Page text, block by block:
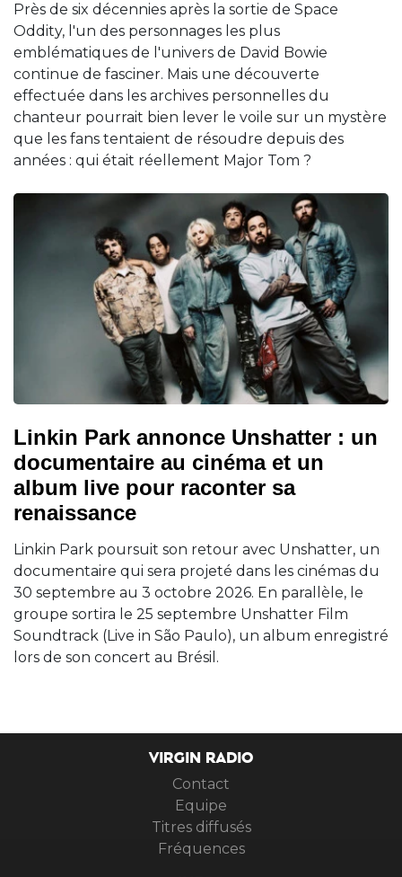
Près de six décennies après la sortie de Space
Oddity, l'un des personnages les plus
emblématiques de l'univers de David Bowie
continue de fasciner. Mais une découverte
effectuée dans les archives personnelles du
chanteur pourrait bien lever le voile sur un mystère
que les fans tentaient de résoudre depuis des
années : qui était réellement Major Tom ?
Linkin Park annonce Unshatter : un
documentaire au cinéma et un
album live pour raconter sa
renaissance
Linkin Park poursuit son retour avec Unshatter, un
documentaire qui sera projeté dans les cinémas du
30 septembre au 3 octobre 2026. En parallèle, le
groupe sortira le 25 septembre Unshatter Film
Soundtrack (Live in São Paulo), un album enregistré
lors de son concert au Brésil.
VIRGIN RADIO
Contact
Equipe
Titres diffusés
Fréquences